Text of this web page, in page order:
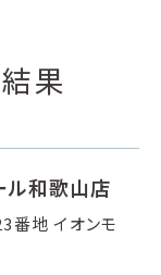
果
ル和歌山店
番地 イオンモ